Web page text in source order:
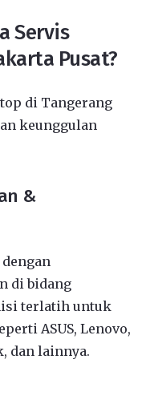
Servis
Pusat?
di Tangerang
keunggulan
&
di bidang
terlatih untuk
ASUS, Lenovo,
dan lainnya.